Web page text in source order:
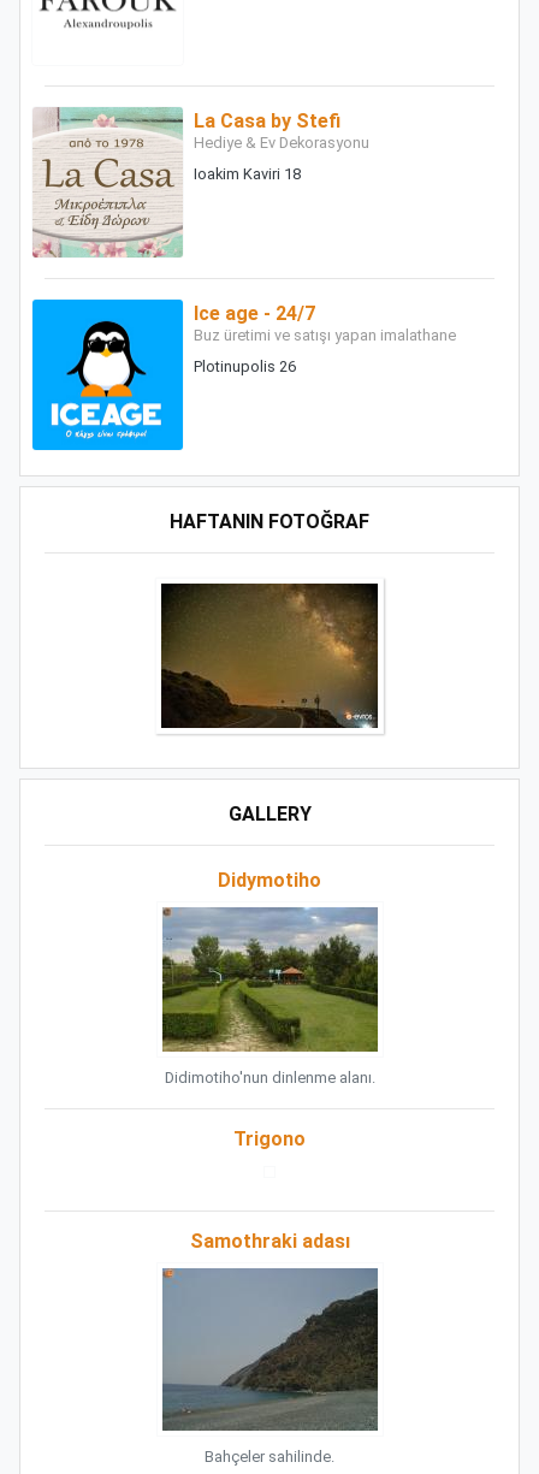
La Casa by Stefi
Hediye & Ev Dekorasyonu
Ioakim Kaviri 18
Ice age - 24/7
Buz üretimi ve satışı yapan imalathane
Plotinupolis 26
HAFTANIN FOTOĞRAF
GALLERY
Didymotiho
Didimotiho'nun dinlenme alanı.
Trigono
Samothraki adası
Bahçeler sahilinde.